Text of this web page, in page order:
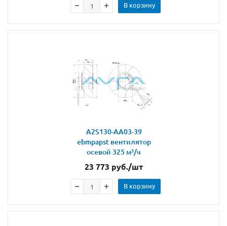
В корзину
A2S130-AA03-39
ebmpapst вентилятор
осевой 325 м³/ч
23 773 руб./шт
В корзину